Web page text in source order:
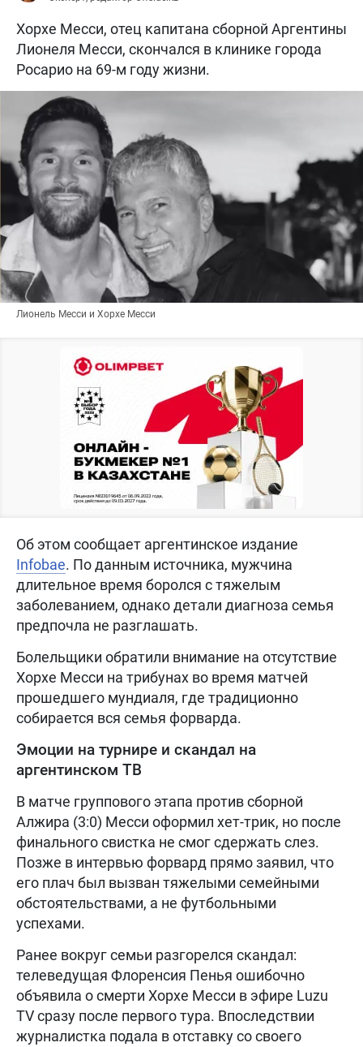
Хорхе Месси, отец капитана сборной Аргентины
Лионеля Месси, скончался в клинике города
Росарио на 69-м году жизни.
Лионель Месси и Хорхе Месси
Об этом сообщает аргентинское издание
Infobae. По данным источника, мужчина
длительное время боролся с тяжелым
заболеванием, однако детали диагноза семья
предпочла не разглашать.
Болельщики обратили внимание на отсутствие
Хорхе Месси на трибунах во время матчей
прошедшего мундиаля, где традиционно
собирается вся семья форварда.
Эмоции на турнире и скандал на
аргентинском ТВ
В матче группового этапа против сборной
Алжира (3:0) Месси оформил хет-трик, но после
финального свистка не смог сдержать слез.
Позже в интервью форвард прямо заявил, что
его плач был вызван тяжелыми семейными
обстоятельствами, а не футбольными
успехами.
Ранее вокруг семьи разгорелся скандал:
телеведущая Флоренсия Пенья ошибочно
объявила о смерти Хорхе Месси в эфире Luzu
TV сразу после первого тура. Впоследствии
журналистка подала в отставку со своего